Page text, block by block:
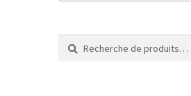
Recherche
pour :
Recherche